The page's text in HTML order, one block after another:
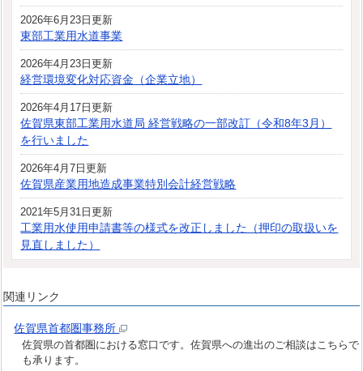
2026年6月23日更新
東部工業用水道事業
2026年4月23日更新
経営環境変化対応資金（企業立地）
2026年4月17日更新
佐賀県東部工業用水道局 経営戦略の一部改訂（令和8年3月）
を行いました
2026年4月7日更新
佐賀県産業用地造成事業特別会計経営戦略
2021年5月31日更新
工業用水使用申請書等の様式を改正しました（押印の取扱いを
見直しました）
関連リンク
佐賀県首都圏事務所
佐賀県の首都圏における窓口です。佐賀県への進出のご相談はこちらで
も承ります。